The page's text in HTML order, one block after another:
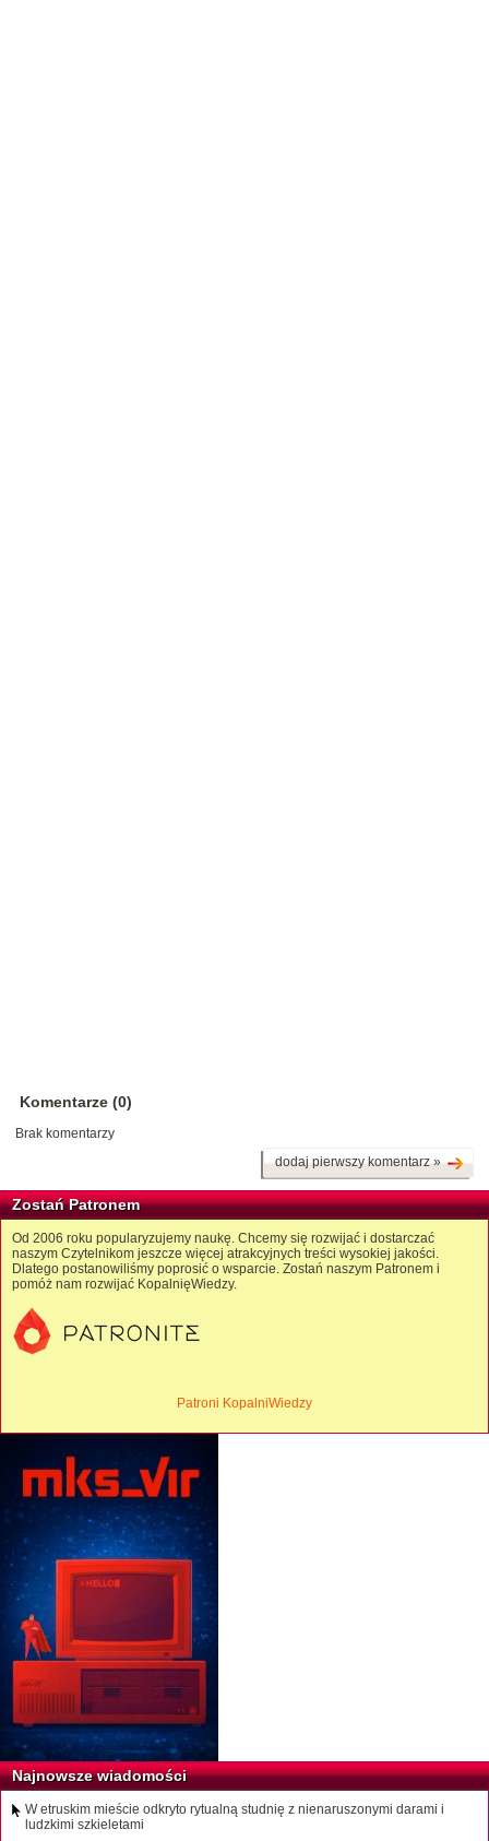
Komentarze (0)
Brak komentarzy
dodaj pierwszy komentarz »
Zostań Patronem
Od 2006 roku popularyzujemy naukę. Chcemy się rozwijać i dostarczać
naszym Czytelnikom jeszcze więcej atrakcyjnych treści wysokiej jakości.
Dlatego postanowiliśmy poprosić o wsparcie. Zostań naszym Patronem i
pomóż nam rozwijać KopalnięWiedzy.
Patroni KopalniWiedzy
Najnowsze wiadomości
W etruskim mieście odkryto rytualną studnię z nienaruszonymi darami i
ludzkimi szkieletami